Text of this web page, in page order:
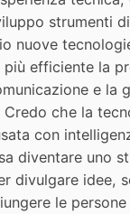
strumenti
nuove
più efficiente la
e la
che la
con
diventare uno
divulgare idee,
le